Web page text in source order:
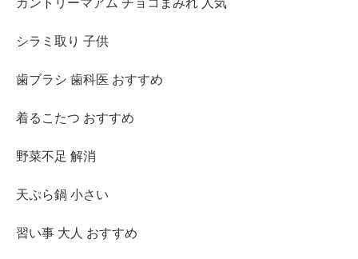
シラミ取り 子供
歯ブラシ 歯科医 おすすめ
着るこたつ おすすめ
野菜不足 解消
天ぷら鍋 小さい
習い事 大人 おすすめ